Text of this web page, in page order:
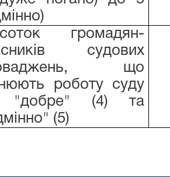
громадян-
судових
що
роботу суду
"добре" (4) та
(5)